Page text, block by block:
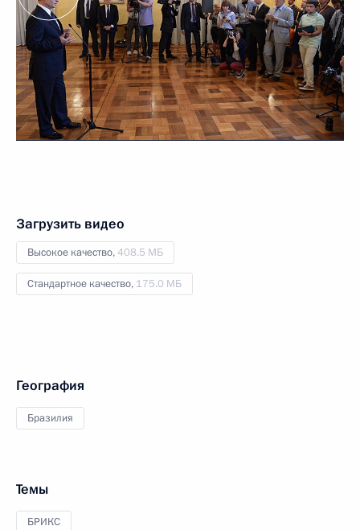
Загрузить видео
Высокое качество,408.5 МБ
Стандартное качество, 175.0 МБ
География
Бразилия
Темы
БРИКС